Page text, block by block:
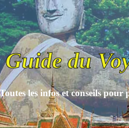
du
Toutes les infos et conseils